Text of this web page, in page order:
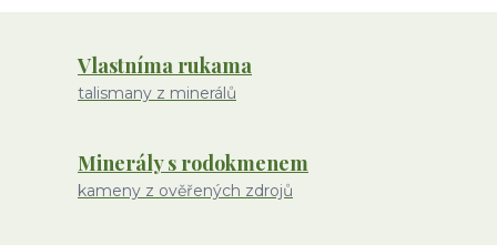
Vlastníma rukama
talismany z minerálů
Minerály s rodokmenem
kameny z ověřených zdrojů